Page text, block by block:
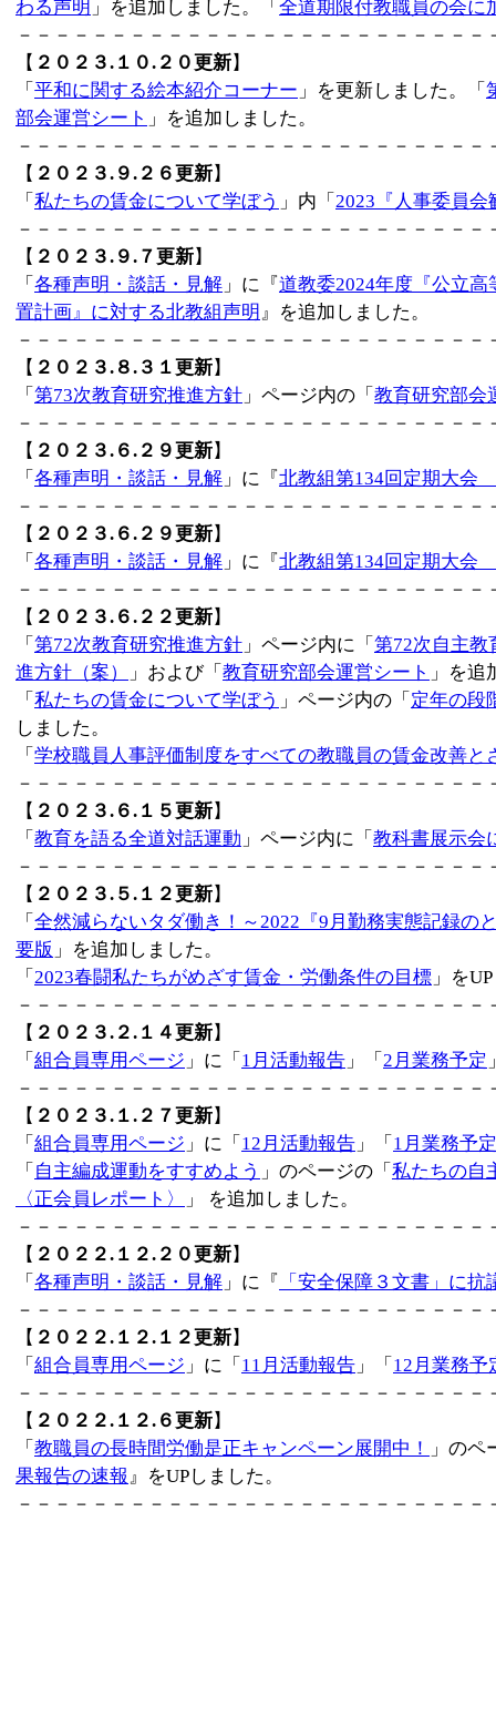
わる声明 」を追加しました。「 全道期限付教職員の会に
－－－－－－－－－－－－－－－－－－－－－－－－
【 ２０２３.１０.２０更新】
「 平和に関する絵本紹介コーナー 」を更新しました。「
部会運営シート 」を追加しました。
－－－－－－－－－－－－－－－－－－－－－－－－
【 ２０２３.９.２６更新】
「 私たちの賃金について学ぼう 」内「 2023『人事委員
－－－－－－－－－－－－－－－－－－－－－－－－
【 ２０２３.９.７更新】
「 各種声明・談話・見解 」に『道教委2024年度『公立
置計画』に対する北教組声明 』を追加しました。
－－－－－－－－－－－－－－－－－－－－－－－－
【 ２０２３.８.３１更新】
「 第73次教育研究推進方針 」ページ内の「 教育研究部会
－－－－－－－－－－－－－－－－－－－－－－－－
【 ２０２３.６.２９更新】
「 各種声明・談話・見解 」に『北教組第134回定期大会
－－－－－－－－－－－－－－－－－－－－－－－－
【 ２０２３.６.２９更新】
「 各種声明・談話・見解 」に『北教組第134回定期大会
－－－－－－－－－－－－－－－－－－－－－－－－
【 ２０２３.６.２２更新】
「 第72次教育研究推進方針 」ページ内に「 第72次自主教
進方針（案）
」および「 教育研究部会運営シート 」を追
「 私たちの賃金について学ぼう 」ページ内の「 定年の段
しました。
「 学校職員人事評価制度をすべての教職員の賃金改善と
－－－－－－－－－－－－－－－－－－－－－－－－
【 ２０２３.６.１５更新】
「 教育を語る全道対話運動 」ページ内に「 教科書展示会
－－－－－－－－－－－－－－－－－－－－－－－－
【 ２０２３.５.１２更新】
「 全然減らないタダ働き！～2022『9月勤務実態記録の
要版 」を追加しました。
「 2023春闘私たちがめざす賃金・労働条件の目標 」を
－－－－－－－－－－－－－－－－－－－－－－－－
【 ２０２３.２.１４更新】
「 組合員専用ページ 」に「 1月活動報告 」「 2月業務予定
－－－－－－－－－－－－－－－－－－－－－－－－
【 ２０２３.１.２７更新】
「 組合員専用ページ 」に「 12月活動報告 」「 1月業務予定
「 自主編成運動をすすめよう 」のページの「 私たちの自
〈正会員レポート〉
」 を追加しました。
－－－－－－－－－－－－－－－－－－－－－－－－
【 ２０２２.１２.２０更新】
「 各種声明・談話・見解 」に『 「安全保障３文書」に
－－－－－－－－－－－－－－－－－－－－－－－－
【 ２０２２.１２.１２更新】
「 組合員専用ページ 」に「 11月活動報告 」「 12月業務予
－－－－－－－－－－－－－－－－－－－－－－－－
【 ２０２２.１２.６更新】
「 教職員の長時間労働是正キャンペーン展開中！
」のペ
果報告の速報 』をUPしました。
－－－－－－－－－－－－－－－－－－－－－－－－